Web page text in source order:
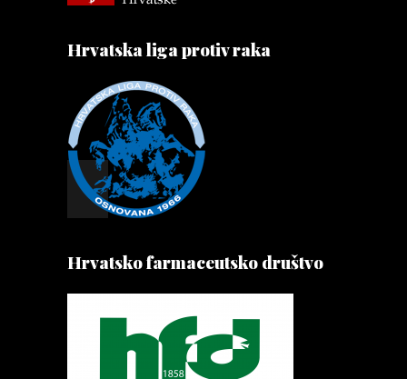
Hrvatska liga protiv raka
Hrvatsko farmaceutsko društvo